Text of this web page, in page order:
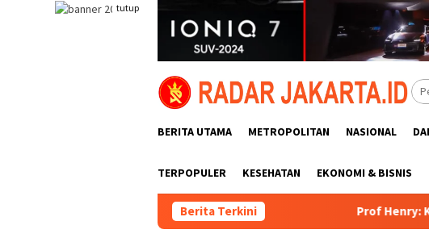
tutup
BERITA UTAMA METROPOLITAN NASIONAL
TERPOPULER KESEHATAN EKONOMI & BISNIS
Berita Terkini
Prof Henry: Kasus Yurizal Tri